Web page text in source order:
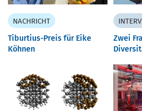
NACHRICHT
Tiburtius-Preis für Eike
Köhnen
Zwei